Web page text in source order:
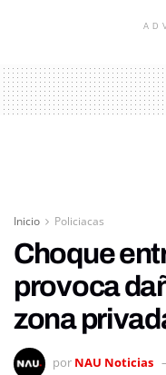
Inicio Policiacas
Choque
provoca
zona
por NAU Noticias